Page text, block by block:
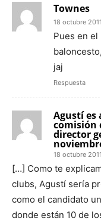
Townes
18 octubre
Pues en el
jaj
Respuesta
Agustí es
comisión
director
18 octubre
[…] Como te
clubs, Agustí sería
como el candidato
donde están 10 de